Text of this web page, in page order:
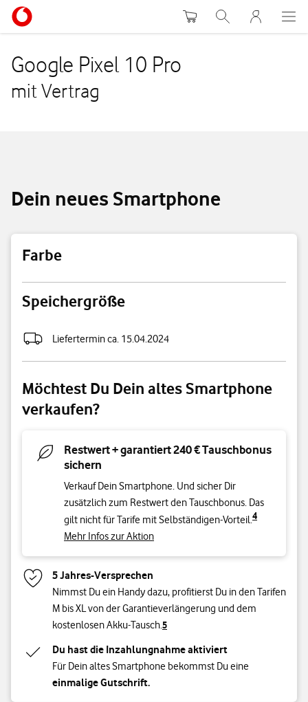
WarenkorbSuche MeinVodafone
Google Pixel 10 Pro
mit Vertrag
Dein neues Smartphone
Farbe
Farbe
Speichergröße
Speichergröße
Liefertermin ca. 15.04.2024
Möchtest Du Dein altes Smartphone
verkaufen?
Restwert + garantiert 240 € Tauschbonus
sichern
Verkauf Dein Smartphone. Und sicher Dir
zusätzlich zum Restwert den Tauschbonus. Das
gilt nicht für Tarife mit Selbständigen-Vorteil.4
Mehr Infos zur Aktion
5 Jahres-Versprechen
Nimmst Du ein Handy dazu, profitierst Du in den Tarifen
M bis XL von der Garantieverlängerung und dem
kostenlosen Akku-Tausch.5
Du hast die Inzahlungnahme aktiviert
Für Dein altes Smartphone bekommst Du eine
einmalige Gutschrift.